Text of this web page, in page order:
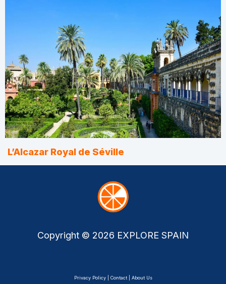
L’Alcazar Royal de Séville
Copyright © 2026 EXPLORE SPAIN
Privacy Policy | Contact | About Us